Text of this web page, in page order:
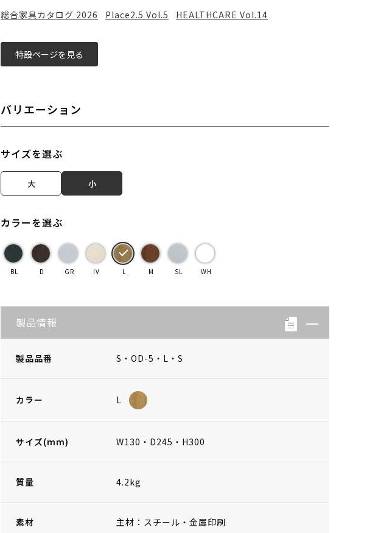
総合家具カタログ 2026 Place2.5 Vol.5 HEALTHCARE Vol.14
特設ページを見る
バリエーション
サイズを選ぶ
大 小
カラーを選ぶ
BL D GR IV L M SL WH
製品情報
製品品番 S・OD-5・L・S
カラー L
サイズ(mm) W130・D245・H300
質量 4.2kg
素材 主材：スチール・金属印刷